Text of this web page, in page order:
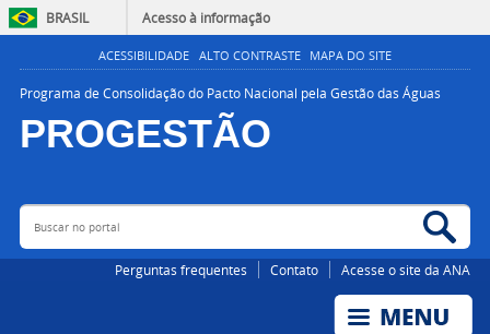
BRASIL Acesso à informação
ACESSIBILIDADE ALTO CONTRASTE MAPA DO SITE
Programa de Consolidação do Pacto Nacional pela Gestão das Águas
PROGESTÃO
AGÊNCIA NACIONAL DE ÁGUAS E SANEAMENTO BÁSICO
Buscar no portal
Perguntas frequentes Contato Acesse o site da ANA